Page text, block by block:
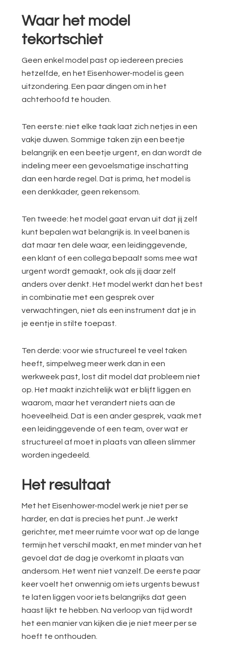
Waar het model
tekortschiet
Geen enkel model past op iedereen precies
hetzelfde, en het Eisenhower-model is geen
uitzondering. Een paar dingen om in het
achterhoofd te houden.
Ten eerste: niet elke taak laat zich netjes in een
vakje duwen. Sommige taken zijn een beetje
belangrijk en een beetje urgent, en dan wordt de
indeling meer een gevoelsmatige inschatting
dan een harde regel. Dat is prima, het model is
een denkkader, geen rekensom.
Ten tweede: het model gaat ervan uit dat jij zelf
kunt bepalen wat belangrijk is. In veel banen is
dat maar ten dele waar, een leidinggevende,
een klant of een collega bepaalt soms mee wat
urgent wordt gemaakt, ook als jij daar zelf
anders over denkt. Het model werkt dan het best
in combinatie met een gesprek over
verwachtingen, niet als een instrument dat je in
je eentje in stilte toepast.
Ten derde: voor wie structureel te veel taken
heeft, simpelweg meer werk dan in een
werkweek past, lost dit model dat probleem niet
op. Het maakt inzichtelijk wát er blijft liggen en
waarom, maar het verandert niets aan de
hoeveelheid. Dat is een ander gesprek, vaak met
een leidinggevende of een team, over wat er
structureel af moet in plaats van alleen slimmer
worden ingedeeld.
Het resultaat
Met het Eisenhower-model werk je niet per se
harder, en dat is precies het punt. Je werkt
gerichter, met meer ruimte voor wat op de lange
termijn het verschil maakt, en met minder van het
gevoel dat de dag je overkomt in plaats van
andersom. Het went niet vanzelf. De eerste paar
keer voelt het onwennig om iets urgents bewust
te laten liggen voor iets belangrijks dat geen
haast lijkt te hebben. Na verloop van tijd wordt
het een manier van kijken die je niet meer per se
hoeft te onthouden.